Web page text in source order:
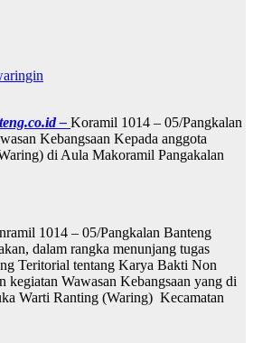
– Koramil 1014 – 05/Pangkalan
Kebangsaan Kepada anggota
di Aula Makoramil Pangakalan
1014 – 05/Pangkalan Banteng
dalam rangka menunjang tugas
Teritorial tentang Karya Bakti Non
kegiatan Wawasan Kebangsaan yang di
Warti Ranting (Waring) Kecamatan